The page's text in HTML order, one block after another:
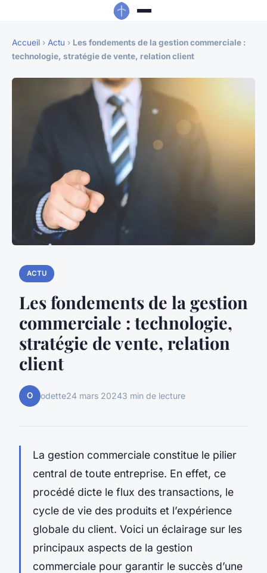
Accueil › Actu › Les fondements de la gestion commerciale :
technologie, stratégie de vente, relation client
ACTU
Les fondements de la gestion
commerciale : technologie,
stratégie de vente, relation
client
O odette24 mars 20243 min de lecture
La gestion commerciale constitue le pilier
central de toute entreprise. En effet, ce
procédé dicte le flux des transactions, le
cycle de vie des produits et l’expérience
globale du client. Voici un éclairage sur les
principaux aspects de la gestion
commerciale pour garantir le succès d’une